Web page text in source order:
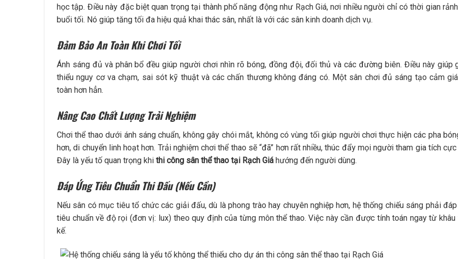
học tập. Điều này đặc biệt quan trọng tại thành phố năng động như Rạch Giá, nơi nhiều người chỉ có thời gian
buổi tối. Nó giúp tăng tối đa hiệu quả khai thác sân, nhất là với các sân kinh doanh dịch vụ.
Đảm Bảo An Toàn Khi Chơi Tối
Ánh sáng đủ và phân bổ đều giúp người chơi nhìn rõ bóng, đồng đội, đối thủ và các đường biên. Điều này giúp
thiểu nguy cơ va chạm, sai sót kỹ thuật và các chấn thương không đáng có. Một sân chơi đủ sáng tạo cảm
toàn hơn hẳn.
Nâng Cao Chất Lượng Trải Nghiệm
Chơi thể thao dưới ánh sáng chuẩn, không gây chói mắt, không có vùng tối giúp người chơi thực hiện các pha
hơn, di chuyển linh hoạt hơn. Trải nghiệm chơi thể thao sẽ “đã” hơn rất nhiều, thúc đẩy mọi người tham gia tích cực
Đây là yếu tố quan trọng khi thi công sân thể thao tại Rạch Giá hướng đến người dùng.
Đáp Ứng Tiêu Chuẩn Thi Đấu (Nếu Cần)
Nếu sân có mục tiêu tổ chức các giải đấu, dù là phong trào hay chuyên nghiệp hơn, hệ thống chiếu sáng phải
tiêu chuẩn về độ rọi (đơn vị: lux) theo quy định của từng môn thể thao. Việc này cần được tính toán ngay từ khâu
kế.